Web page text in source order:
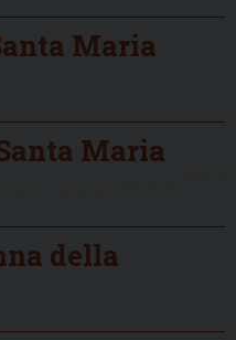
Maria
Maria
della